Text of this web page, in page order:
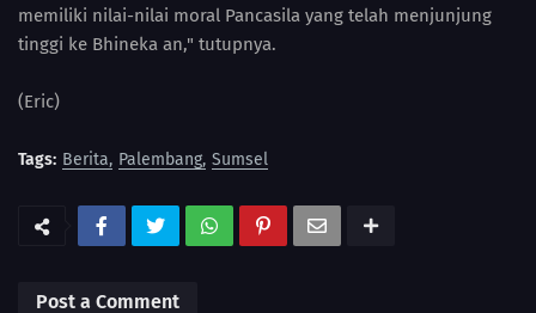
memiliki nilai-nilai moral Pancasila yang telah menjunjung
tinggi ke Bhineka an," tutupnya.
(Eric)
Tags: Berita Palembang Sumsel
Post a Comment